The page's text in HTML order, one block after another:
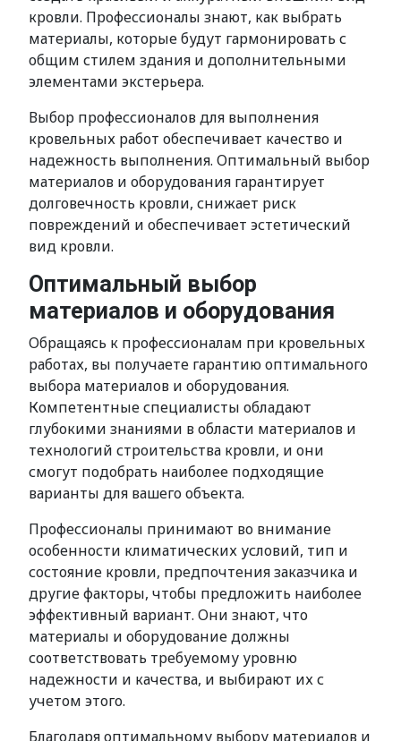
кровли. Профессионалы знают, как выбрать
материалы, которые будут гармонировать с
общим стилем здания и дополнительными
элементами экстерьера.
Выбор профессионалов для выполнения
кровельных работ обеспечивает качество и
надежность выполнения. Оптимальный выбор
материалов и оборудования гарантирует
долговечность кровли, снижает риск
повреждений и обеспечивает эстетический
вид кровли.
Оптимальный выбор
материалов и оборудования
Обращаясь к профессионалам при кровельных
работах, вы получаете гарантию оптимального
выбора материалов и оборудования.
Компетентные специалисты обладают
глубокими знаниями в области материалов и
технологий строительства кровли, и они
смогут подобрать наиболее подходящие
варианты для вашего объекта.
Профессионалы принимают во внимание
особенности климатических условий, тип и
состояние кровли, предпочтения заказчика и
другие факторы, чтобы предложить наиболее
эффективный вариант. Они знают, что
материалы и оборудование должны
соответствовать требуемому уровню
надежности и качества, и выбирают их с
учетом этого.
Благодаря оптимальному выбору материалов и